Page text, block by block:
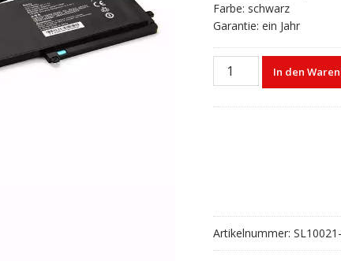
Farbe: schwarz
Garantie: ein Jahr
Laptop
akku
In den
Artikelnummer: